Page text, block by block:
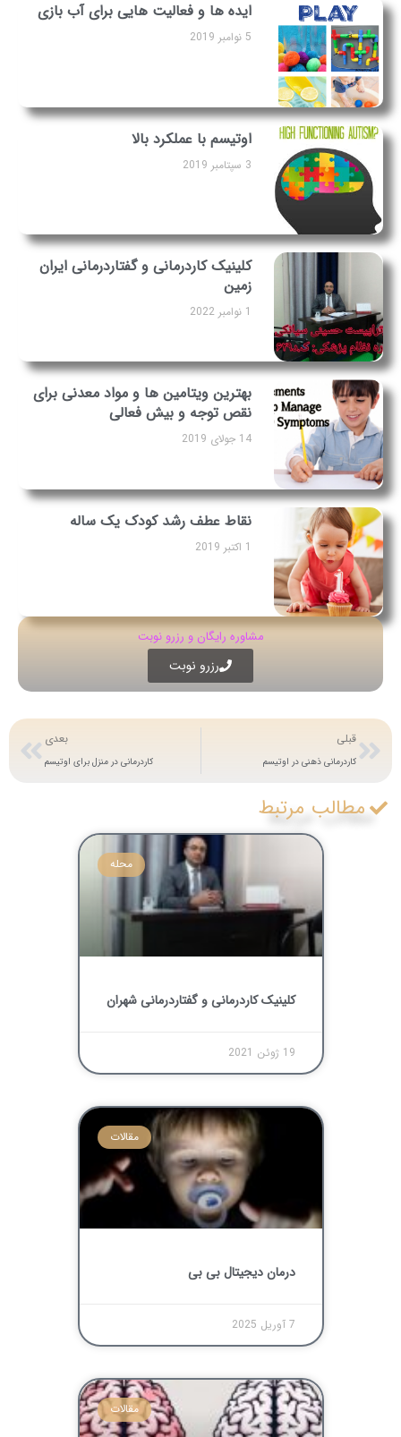
ایده ها و فعالیت هایی برای آب بازی
5 نوامبر 2019
اوتیسم با عملکرد بالا
3 سپتامبر 2019
کلینیک کاردرمانی و گفتاردرمانی ایران
زمین
1 نوامبر 2022
بهترین ویتامین ها و مواد معدنی برای
نقص توجه و بیش فعالی
14 جولای 2019
نقاط عطف رشد کودک یک ساله
1 اکتبر 2019
مشاوره رایگان و رزرو نوبت
رزرو نوبت
قبلی
کاردرمانی ذهنی در اوتیسم
بعدی
کاردرمانی در منزل برای اوتیسم
مطالب مرتبط
محله
کلینیک کاردرمانی و گفتاردرمانی شهران
19 ژوئن 2021
مقالات
درمان دیجیتال بی ‌بی
7 آوریل 2025
مقالات